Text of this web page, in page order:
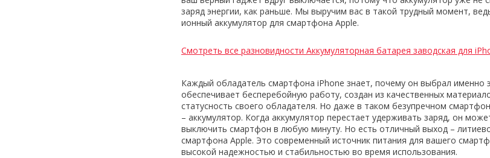
заряд энергии, как раньше. Мы выручим вас в такой трудный момент,
ионный аккумулятор для смартфона Apple.
Смотреть все разновидности Аккумуляторная батарея заводская для
Каждый обладатель смартфона iPhone знает, почему он выбрал именно
обеспечивает бесперебойную работу, создан из качественных
статусность своего обладателя. Но даже в таком безупречном
– аккумулятор. Когда аккумулятор перестает удерживать заряд, он
выключить смартфон в любую минуту. Но есть отличный выход –
смартфона Apple. Это современный источник питания для вашего
высокой надежностью и стабильностью во время использования.